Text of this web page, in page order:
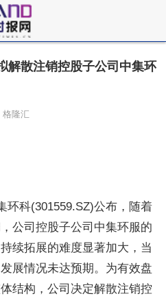
解散注销控股子公司中集环
格隆汇
环科(301559.SZ)公布，随着
公司控股子公司中集环服的
续拓展的难度显著加大，当
展情况未达预期。为有效盘
结构，公司决定解散注销控